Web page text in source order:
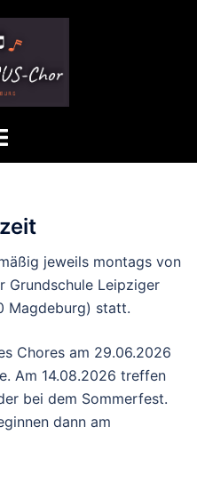
jeweils montags von
Grundschule Leipziger
Magdeburg) statt.
Chores am 29.06.2026
Am 14.08.2026 treffen
bei dem Sommerfest.
dann am